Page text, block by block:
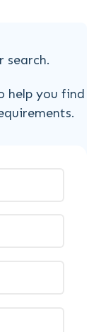
search.
help you find